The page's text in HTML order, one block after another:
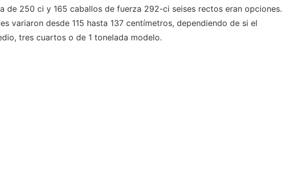
de 250 ci y 165 caballos de fuerza 292-ci seises rectos eran opciones.
variaron desde 115 hasta 137 centímetros, dependiendo de si el
tres cuartos o de 1 tonelada modelo.